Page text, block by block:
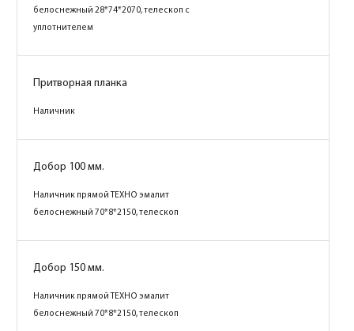
белоснежный 28*74*2070, телескоп с
уплотнителем
Притворная планка
Наличник
Добор 100 мм.
Наличник прямой ТЕХНО эмалит
белоснежный 70*8*2150, телескоп
Добор 150 мм.
Наличник прямой ТЕХНО эмалит
белоснежный 70*8*2150, телескоп